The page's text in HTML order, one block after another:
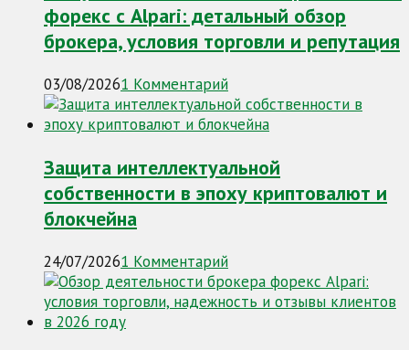
форекс с Alpari: детальный обзор
брокера, условия торговли и репутация
03/08/20261 Комментарий
Защита интеллектуальной
собственности в эпоху криптовалют и
блокчейна
24/07/20261 Комментарий